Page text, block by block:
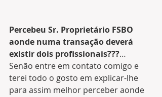
Percebeu Sr. Proprietário FSBO
aonde numa transação deverá
existir dois profissionais???…
Senão entre em contato comigo e
terei todo o gosto em explicar-lhe
para assim melhor perceber aonde